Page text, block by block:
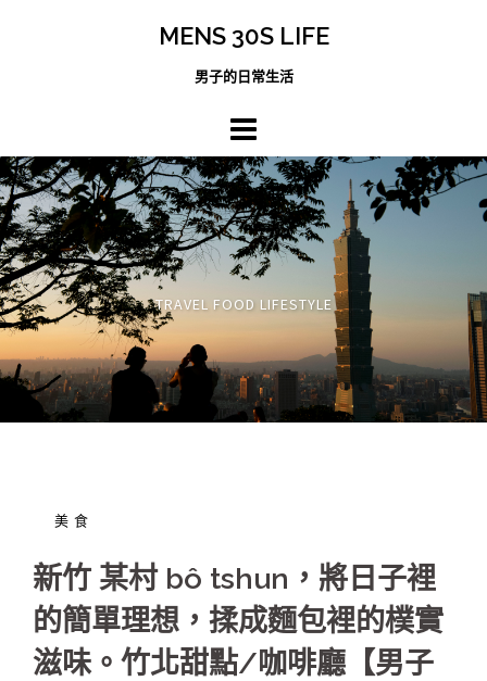
MENS 30S LIFE
男子的日常生活
TRAVEL FOOD LIFESTYLE
美食
新竹 某村 bô tshun，將日子裡
的簡單理想，揉成麵包裡的樸實
滋味。竹北甜點/咖啡廳【男子